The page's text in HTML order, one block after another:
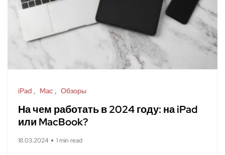
iPad Mac Обзоры
На чем работать в 2024 году: на iPad
или MacBook?
18.03.2024 1 min read